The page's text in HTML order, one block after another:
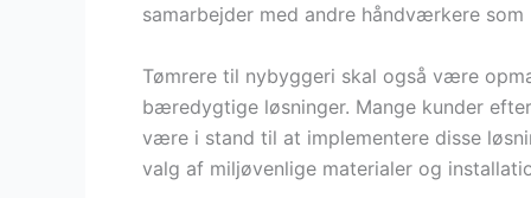
samarbejder med andre håndværkere
Tømrere til nybyggeri skal også være
bæredygtige løsninger. Mange kunder
være i stand til at implementere disse
valg af miljøvenlige materialer og